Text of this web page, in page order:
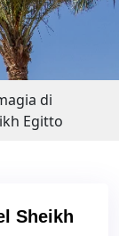
di
Egitto
Sheikh